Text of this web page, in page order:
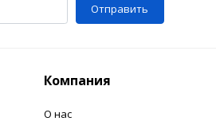
Отправить
Компания
О нас